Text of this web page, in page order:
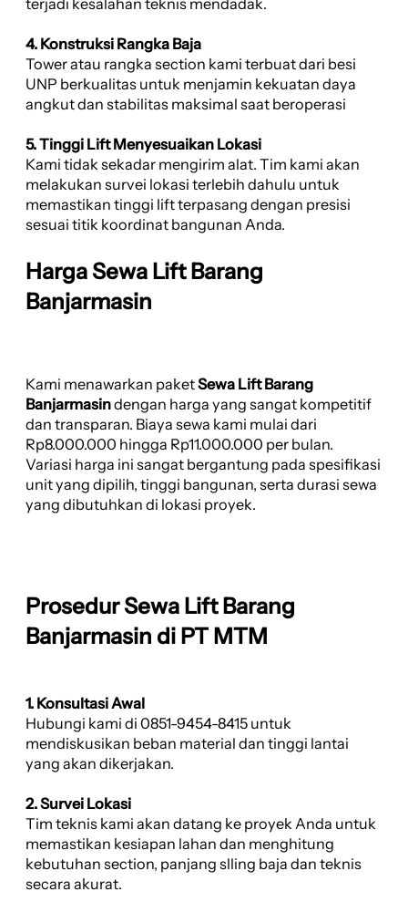
terjadi kesalahan teknis mendadak.
4. Konstruksi Rangka Baja
Tower atau rangka section kami terbuat dari besi
UNP berkualitas untuk menjamin kekuatan daya
angkut dan stabilitas maksimal saat beroperasi
5. Tinggi Lift Menyesuaikan Lokasi
Kami tidak sekadar mengirim alat. Tim kami akan
melakukan survei lokasi terlebih dahulu untuk
memastikan tinggi lift terpasang dengan presisi
sesuai titik koordinat bangunan Anda.
Harga Sewa Lift Barang
Banjarmasin
Kami menawarkan paketSewa Lift Barang
Banjarmasindengan harga yang sangat kompetitif
dan transparan. Biaya sewa kami mulai dari
Rp8.000.000 hingga Rp11.000.000 per bulan.
Variasi harga ini sangat bergantung pada spesifikasi
unit yang dipilih, tinggi bangunan, serta durasi sewa
yang dibutuhkan di lokasi proyek.
Prosedur Sewa Lift Barang
Banjarmasin di PT MTM
1. Konsultasi Awal
Hubungi kami di 0851-9454-8415 untuk
mendiskusikan beban material dan tinggi lantai
yang akan dikerjakan.
2. Survei Lokasi
Tim teknis kami akan datang ke proyek Anda untuk
memastikan kesiapan lahan dan menghitung
kebutuhan section, panjang slling baja dan teknis
secara akurat.